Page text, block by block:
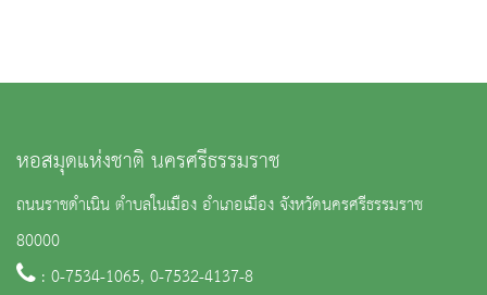
หอสมุดแห่งชาติ นครศรีธรรมราช
ถนนราชดำเนิน ตำบลในเมือง อำเภอเมือง จังหวัดนครศรีธรรมราช
80000
: 0-7534-1065, 0-7532-4137-8